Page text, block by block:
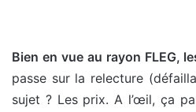
Bien en vue au rayon FLEG,
passe sur la relecture
sujet ? Les prix. A l’œil, ça